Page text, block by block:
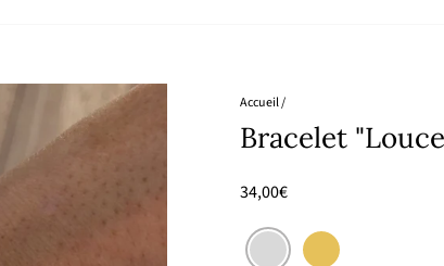
Accueil/
Bracelet
Prix
34,00€